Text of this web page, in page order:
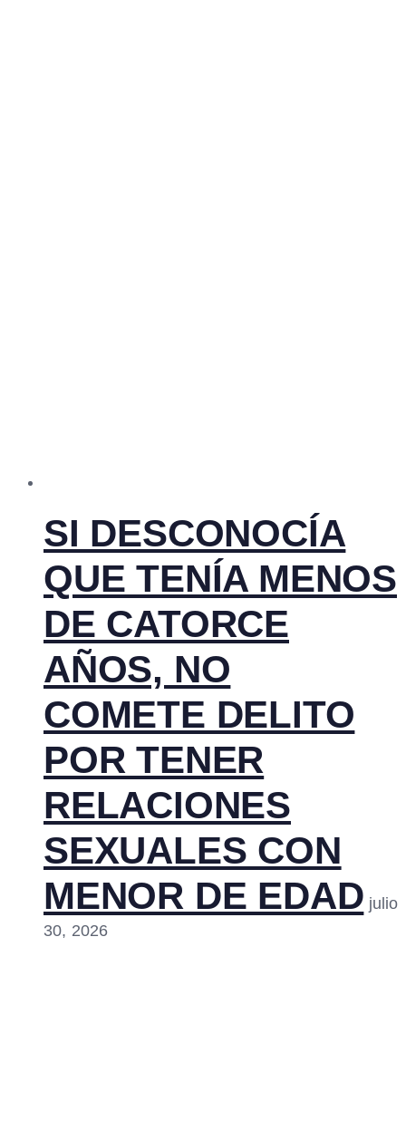
SI DESCONOCÍA
QUE TENÍA MENOS
DE CATORCE
AÑOS, NO
COMETE DELITO
POR TENER
RELACIONES
SEXUALES CON
MENOR DE EDAD julio
30, 2026